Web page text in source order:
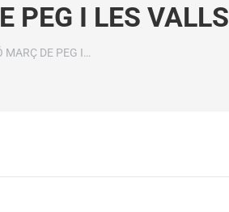
PEG I LES VALLS
MARÇ DE PEG I…